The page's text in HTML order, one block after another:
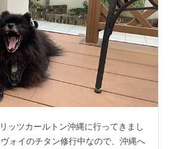
ッツカールトン沖縄に行ってきまし
ォイのチタン修行中なので、沖縄へ